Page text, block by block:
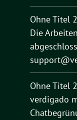
Ohne Titel
Die
Ohne Titel
verdigado